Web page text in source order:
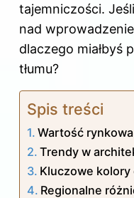
tajemniczości.
nad
dlaczego miałbyś
tłumu?
Spis treści
Wartość
Trendy w
Kluczowe
Regionalne